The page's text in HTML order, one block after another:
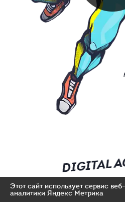
DIGITAL
Этот сайт использует сервис веб-
аналитики Яндекс Метрика